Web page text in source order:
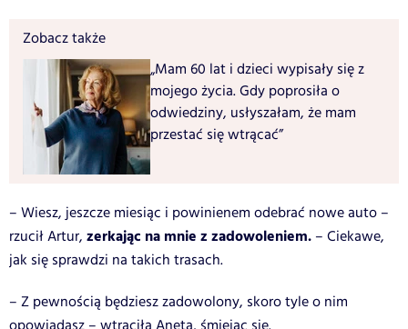
Zobacz także
„Mam 60 lat i dzieci wypisały się z
mojego życia. Gdy poprosiła o
odwiedziny, usłyszałam, że mam
przestać się wtrącać”
– Wiesz, jeszcze miesiąc i powinienem odebrać nowe auto –
rzucił Artur, zerkając na mnie z zadowoleniem. – Ciekawe,
jak się sprawdzi na takich trasach.
– Z pewnością będziesz zadowolony, skoro tyle o nim